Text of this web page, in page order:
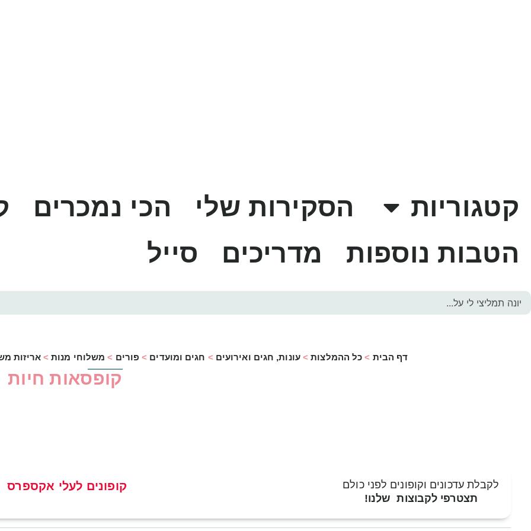
קטגוריות הסקירות שלי הכי נמכרים
הטבות נוספות
מדריכים סייל
דף הבית > כל ההמלצות>עונות, חגים ואירועים > חגים ומועדים > פורים > משלוחי מנות>אריזות
קופסאות חיות
לקבלת עדכונים וקופונים לפני כולם
תצטרפי לקבוצות שלנו!
קופונים לעלי אקספרס